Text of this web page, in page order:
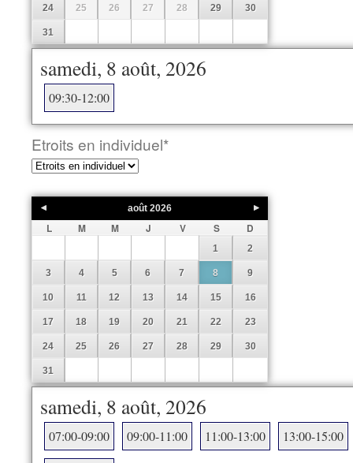
24 25 26 27 28 29 30
31
samedi, 8 août, 2026
09:30-12:00
Etroits en individuel*
août 2026
L M M J V S D
1 2
3 4 5 6 7 8 9
10 11 12 13 14 15 16
17 18 19 20 21 22 23
24 25 26 27 28 29 30
31
samedi, 8 août, 2026
07:00-09:00 09:00-11:00 11:00-13:00 13:00-15:00